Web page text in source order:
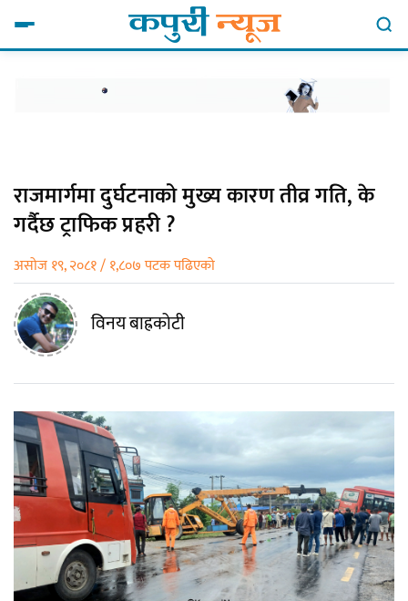
राजमार्गमा दुर्घटनाको मुख्य कारण तीव्र गति, के
गर्दैछ ट्राफिक प्रहरी ?
असोज १९, २०८१ / १,८०७ पटक पढिएको
विनय बाह्रकोटी